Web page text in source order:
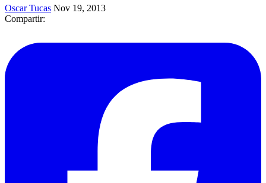
Oscar Tucas Nov 19, 2013
Compartir: